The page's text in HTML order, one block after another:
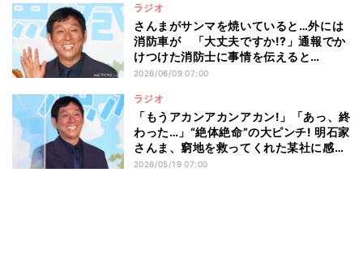
ラジオ
さんまがサンマを焼いていると…外には
消防車が 「大丈夫ですか!?」通報でか
けつけた消防士に事情を伝えると…
2026/06/09 07:00
ラジオ
「もうアカンアカンアカン!」「あっ、終
わった…」“絶体絶命”の大ピンチ! 明石家
さんま、窮地を救ってくれた某社に感謝
「本当にありがとうございます」「お礼
2026/05/19 07:00